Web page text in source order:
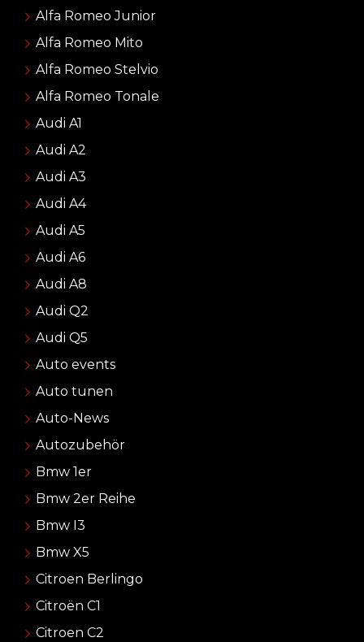
Alfa Romeo Junior
Alfa Romeo Mito
Alfa Romeo Stelvio
Alfa Romeo Tonale
Audi A1
Audi A2
Audi A3
Audi A4
Audi A5
Audi A6
Audi A8
Audi Q2
Audi Q5
Auto events
Auto tunen
Auto-News
Autozubehör
Bmw 1er
Bmw 2er Reihe
Bmw I3
Bmw X5
Citroen Berlingo
Citroën C1
Citroen C2